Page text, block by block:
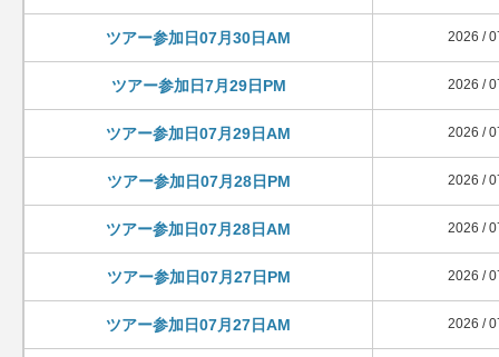
ツアー参加日07月30日AM 2026 /
ツアー参加日7月29日PM 2026 /
ツアー参加日07月29日AM 2026 /
ツアー参加日07月28日PM 2026 /
ツアー参加日07月28日AM 2026 /
ツアー参加日07月27日PM 2026 /
ツアー参加日07月27日AM 2026 /